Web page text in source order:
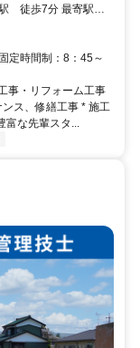
定時間制：8：45～
事・リフォーム工事
ス、修繕工事 * 施工
な先輩スタ...